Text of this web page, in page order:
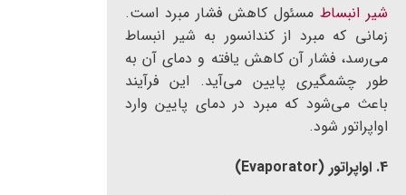
شیر انبساط مسئول کاهش فشار مبرد است.
زمانی که مبرد از کندانسور به شیر انبساط
می‌رسد، فشار آن کاهش یافته و دمای آن به
طور چشمگیری پایین می‌آید. این فرآیند
باعث می‌شود که مبرد در دمای پایین وارد
اواپراتور شود.
4. اواپراتور (Evaporator)